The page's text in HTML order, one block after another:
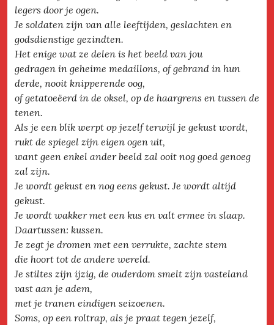
legers door je ogen.
Je soldaten zijn van alle leeftijden, geslachten en
godsdienstige gezindten.
Het enige wat ze delen is het beeld van jou
gedragen in geheime medaillons, of gebrand in hun
derde, nooit knipperende oog,
of getatoeëerd in de oksel, op de haargrens en tussen de
tenen.
Als je een blik werpt op jezelf terwijl je gekust wordt,
rukt de spiegel zijn eigen ogen uit,
want geen enkel ander beeld zal ooit nog goed genoeg
zal zijn.
Je wordt gekust en nog eens gekust. Je wordt altijd
gekust.
Je wordt wakker met een kus en valt ermee in slaap.
Daartussen: kussen.
Je zegt je dromen met een verrukte, zachte stem
die hoort tot de andere wereld.
Je stiltes zijn ijzig, de ouderdom smelt zijn vasteland
vast aan je adem,
met je tranen eindigen seizoenen.
Soms, op een roltrap, als je praat tegen jezelf,